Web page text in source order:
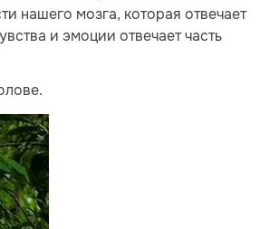
нашего мозга, которая отвечает
и эмоции отвечает часть